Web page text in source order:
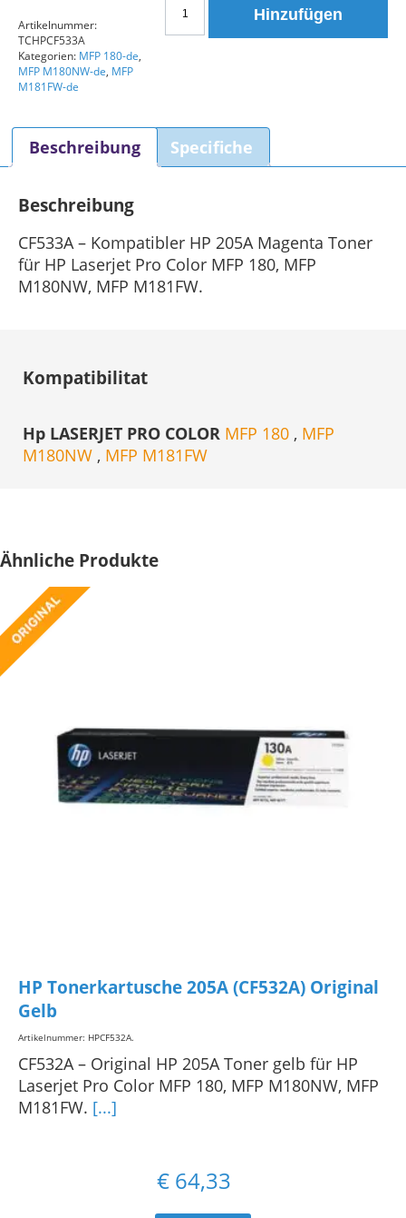
205A
(CF533A)
Menge
Hinzufügen
Artikelnummer:
TCHPCF533A
Kategorien: MFP 180-de,
MFP M180NW-de, MFP
M181FW-de
Beschreibung Specifiche
Beschreibung
CF533A – Kompatibler HP 205A Magenta Toner
für HP Laserjet Pro Color MFP 180, MFP
M180NW, MFP M181FW.
Kompatibilitat
Hp LASERJET PRO COLOR MFP 180 , MFP
M180NW , MFP M181FW
Ähnliche Produkte
HP Tonerkartusche 205A (CF532A) Original
Gelb
Artikelnummer: HPCF532A.
CF532A – Original HP 205A Toner gelb für HP
Laserjet Pro Color MFP 180, MFP M180NW, MFP
M181FW. [...]
€ 64,33